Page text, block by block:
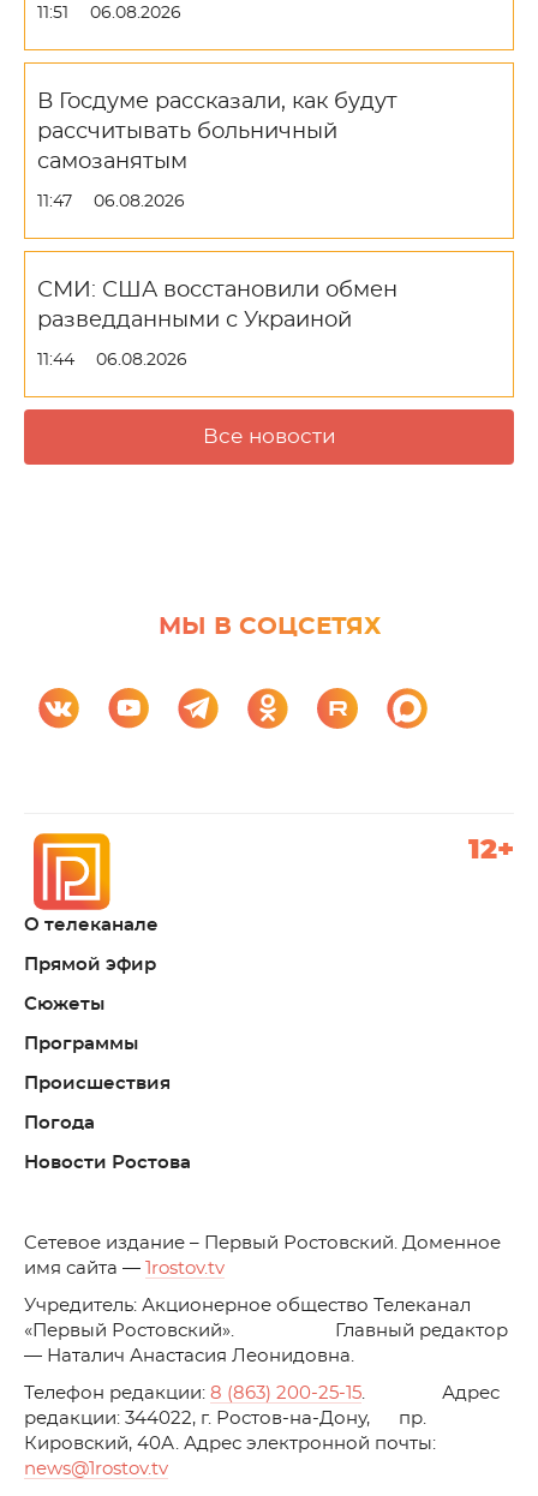
11:51 06.08.2026
В Госдуме рассказали, как будут
рассчитывать больничный
самозанятым
11:47 06.08.2026
СМИ: США восстановили обмен
разведданными с Украиной
11:44 06.08.2026
Все новости
МЫ В СОЦСЕТЯХ
О телеканале
Прямой эфир
Сюжеты
Программы
Происшествия
Погода
Новости Ростова
12+
Cетевое издание – Первый Ростовский. Доменное
имя сайта — 1rostov.tv
Учредитель: Акционерное общество Телеканал
«Первый Ростовский». Главный редактор
— Наталич Анастасия Леонидовна.
Телефон редакции: 8 (863) 200-25-15 . Адрес
редакции: 344022, г. Ростов-на-Дону, пр.
Кировский, 40А. Адрес электронной почты:
news@1rostov.tv